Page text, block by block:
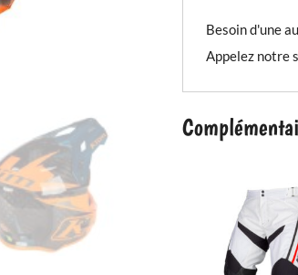
F3
Carbon
Pro
Besoin d'une
Appelez notre